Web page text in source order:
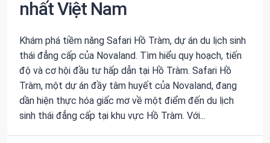
nhất Việt Nam
Khám phá tiềm năng Safari Hồ Tràm, dự án du lịch sinh
thái đẳng cấp của Novaland. Tìm hiểu quy hoạch, tiến
độ và cơ hội đầu tư hấp dẫn tại Hồ Tràm. Safari Hồ
Tràm, một dự án đầy tâm huyết của Novaland, đang
dần hiện thực hóa giấc mơ về một điểm đến du lịch
sinh thái đẳng cấp tại khu vực Hồ Tràm. Với...